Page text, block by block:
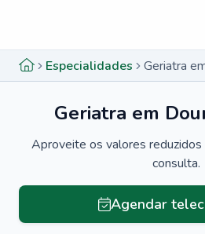
Especialidades Geriatra
Geriatra em
Aproveite os valores reduzidos
consulta.
Agendar